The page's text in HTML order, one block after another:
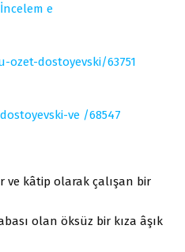
e
ozet-dostoyevski/63751
ve /68547
ve kâtip olarak çalışan bir
olan öksüz bir kıza âşık